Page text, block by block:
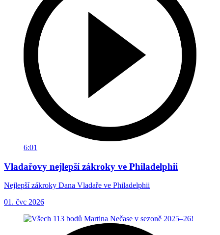
6:01
Vladařovy nejlepší zákroky ve Philadelphii
Nejlepší zákroky Dana Vladaře ve Philadelphii
01. čvc 2026